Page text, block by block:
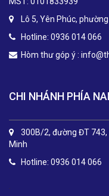
Lô 5, Yên Phúc,
Hotline: 0936 014 066
Hòm thư góp ý :
CHI NHÁNH PHÍA
300B/2, đường ĐT 743,
Minh
Hotline: 0936 014 066